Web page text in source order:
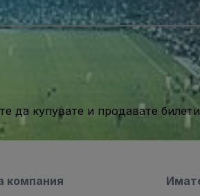
да купувате и продавате
компания